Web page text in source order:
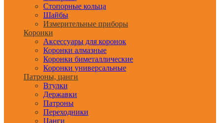
Стопорные кольца
Шайбы
Измерительные приборы
Коронки
Аксессуары для коронок
Коронки алмазные
Коронки биметаллические
Коронки универсальные
Патроны, цанги
Втулки
Державки
Патроны
Переходники
Цанги